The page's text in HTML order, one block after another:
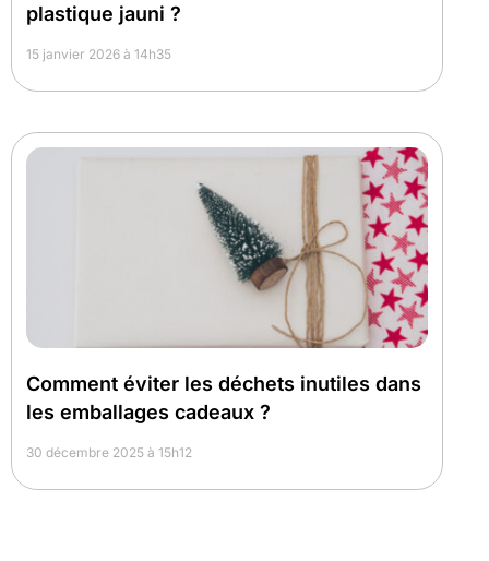
plastique jauni ?
15 janvier 2026 à 14h35
Comment éviter les déchets inutiles dans
les emballages cadeaux ?
30 décembre 2025 à 15h12